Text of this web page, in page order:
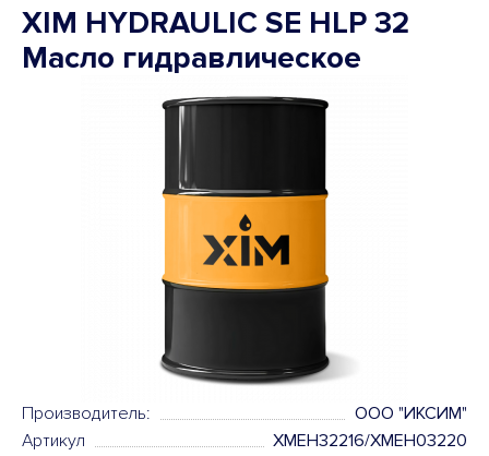
XIM HYDRAULIC SE HLP 32
Масло гидравлическое
Производитель:
OOO "ИКСИМ"
Артикул
XMEH32216/XMEH03220